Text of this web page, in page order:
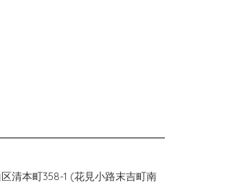
清本町358-1 (花見小路末吉町南